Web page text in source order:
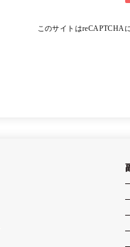
このサイトはreCAPTCHA
–
–